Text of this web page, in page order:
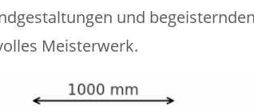
und
Meisterwerk.